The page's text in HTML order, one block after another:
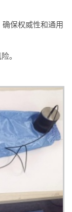
确保权威性和通用
。